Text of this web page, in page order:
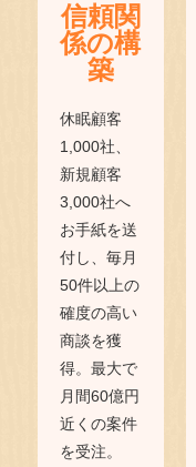
信頼関
係の構
築
休眠顧客
1,000社、
新規顧客
3,000社へ
お手紙を送
付し、毎月
50件以上の
確度の高い
商談を獲
得。最大で
月間60億円
近くの案件
を受注。